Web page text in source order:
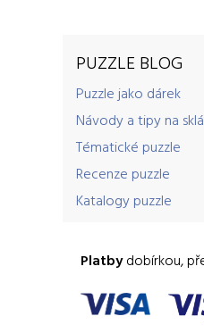
PUZZLE BLOG
Puzzle jako dárek
Návody a tipy na
Tématické puzzle
Recenze puzzle
Katalogy puzzle
Platbydobírkou,